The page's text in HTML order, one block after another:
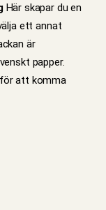
Här skapar du en
ett annat
är
papper.
för att komma